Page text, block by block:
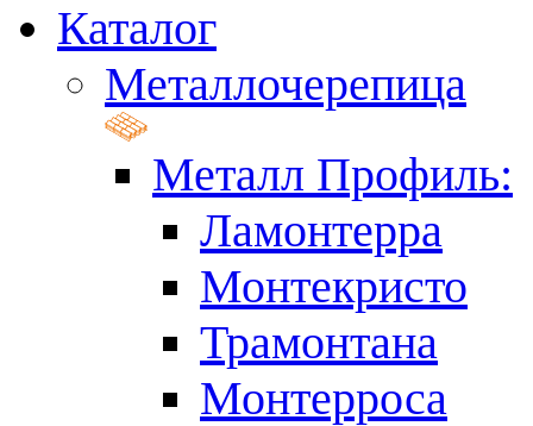
Каталог
Металлочерепица
Металл Профиль:
Ламонтерра
Монтекристо
Трамонтана
Монтерроса